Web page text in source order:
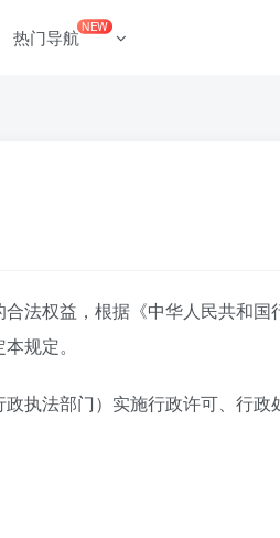
热门导航NEW
法权益，根据《中华人民共和国
规定。
执法部门）实施行政许可、行政